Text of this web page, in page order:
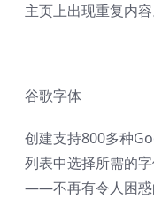
主页上出现重复内容
谷歌字体
创建支持800多种
列表中选择所需的
——不再有令人困惑